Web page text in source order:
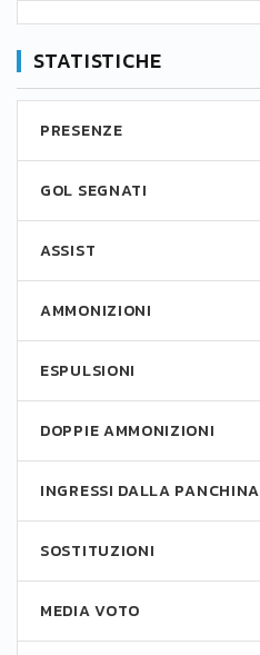
STATISTICHE
PRESENZE
GOL SEGNATI
ASSIST
AMMONIZIONI
ESPULSIONI
DOPPIE AMMONIZIONI
INGRESSI DALLA PANCHINA
SOSTITUZIONI
MEDIA VOTO